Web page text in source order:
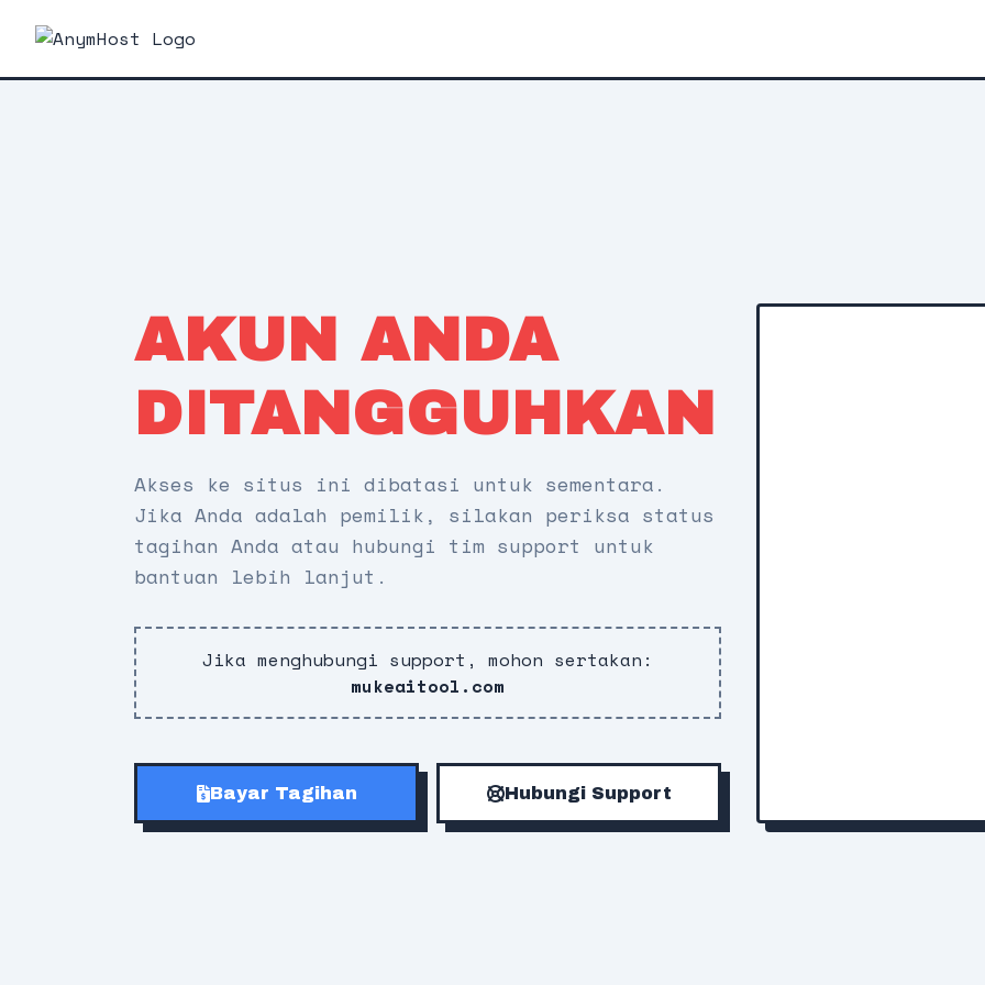
AKUN ANDA
DITANGGUHKAN
Akses ke situs ini dibatasi untuk sementara.
Jika Anda adalah pemilik, silakan periksa status
tagihan Anda atau hubungi tim support untuk
bantuan lebih lanjut.
Jika menghubungi support, mohon sertakan:
mukeaitool.com
Bayar Tagihan Hubungi Support